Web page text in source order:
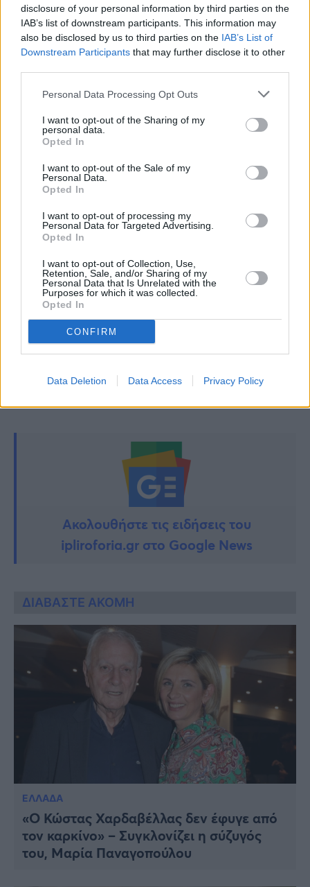
disclosure of your personal information by third parties on the
IAB’s list of downstream participants. This information may
also be disclosed by us to third parties on the IAB’s List of
Downstream Participants that may further disclose it to other
Personal Data Processing Opt Outs
I want to opt-out of the Sharing of my
personal data.
Opted In
I want to opt-out of the Sale of my
Personal Data.
Opted In
I want to opt-out of processing my
Personal Data for Targeted Advertising.
Opted In
I want to opt-out of Collection, Use,
Retention, Sale, and/or Sharing of my
Personal Data that Is Unrelated with the
Purposes for which it was collected.
Opted In
CONFIRM
Data Deletion Data Access Privacy Policy
Σημειώνεται επίσης ότι η οικογένεια του
δημοσιογράφου επιθυμεί επίσης να μην
σταλούν χρήματα για στεφάνια και τα
Αλληλοβοήθειας της ΕΣΗΕΑ.
Περισσότερες
Καιρός: Έρχονται «λευκά» Χριστούγεννα με
τσουχτερό κρύο – Πού και πότε θα χιονίσει
Ζώδια σήμερα 18/12: Τα πάνω-κάτω στον
«Ο Κώστας Χαρδαβέλλας δεν έφυγε από τον
καρκίνο» – Συγκλονίζει η σύζυγός του, Μαρία
Παναγοπούλου
TAGS:
ΚΩΣΤΑΣ ΧΑΡΔΑΒΕΛΛΑΣ
Ακολουθήστε τις ειδήσεις του
ipliroforia.gr στο Google News
ΔΙΑΒΑΣΤΕ ΑΚΟΜΗ
ΕΛΛΑΔΑ
«Ο Κώστας Χαρδαβέλλας δεν έφυγε από
τον καρκίνο» – Συγκλονίζει η σύζυγός
του, Μαρία Παναγοπούλου